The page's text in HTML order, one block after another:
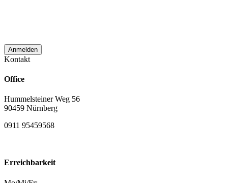
Kontakt
Office
Hummelsteiner Weg 56
90459 Nürnberg
0911 95459568
Erreichbarkeit